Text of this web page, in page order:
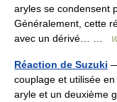
aryles se condensent
Généralement, cette
avec un dérivé… …
Réaction de Suzuki
couplage et utilisée
aryle et un deuxième